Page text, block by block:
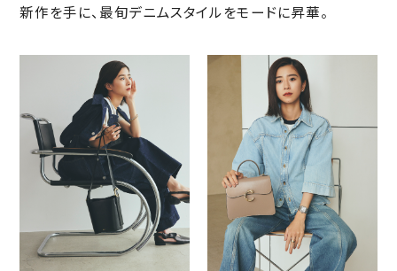
新作を手に、最旬デニムスタイルをモードに昇華。